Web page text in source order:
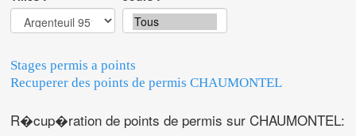
Stages permis a points
Recuperer des points de permis CHAUMONTEL
R�cup�ration de points de permis sur CHAUMONTEL: